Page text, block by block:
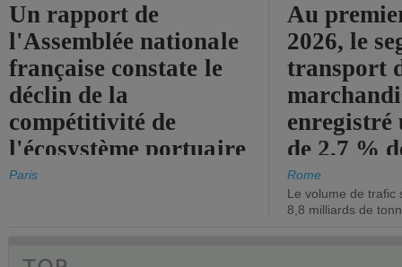
Un rapport de
l'Assemblée nationale
française constate le
déclin de la
compétitivité de
l'écosystème portuaire
de l'État.
Paris
Au
2026, le
transport
enregistré
de 2,7 %
chiffre
Rome
Le volume de trafic
8,8 milliards de